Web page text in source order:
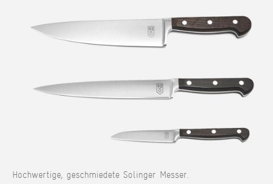
Hochwertige, geschmiedete Solinger Messer.